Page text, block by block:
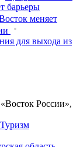
барьеры
меняет
для выхода из
России»,
Туризм